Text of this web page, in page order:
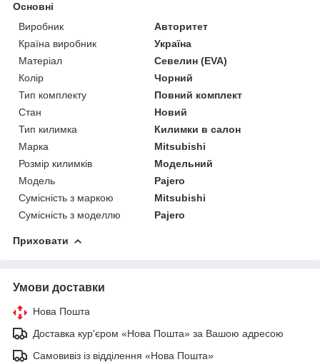
Основні
Виробник
Авторитет
Країна виробник
Україна
Матеріал
Севелин (EVA)
Колір
Чорний
Тип комплекту
Повний комплект
Стан
Новий
Тип килимка
Килимки в салон
Марка
Mitsubishi
Розмір килимків
Модельний
Модель
Pajero
Сумісність з маркою
Mitsubishi
Сумісність з моделлю
Pajero
Приховати
Умови доставки
Нова Пошта
Доставка кур'єром «Нова Пошта» за Вашою адресою
Самовивіз із відділення «Нова Пошта»